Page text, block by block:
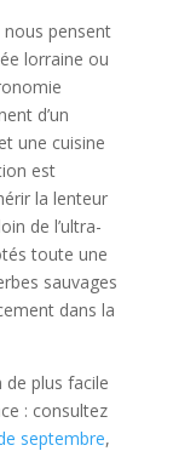
nous pensent
lorraine ou
d’un
une cuisine
est
la lenteur
de l’ultra-
toute une
sauvages
dans la
de plus facile
: consultez
septembre,